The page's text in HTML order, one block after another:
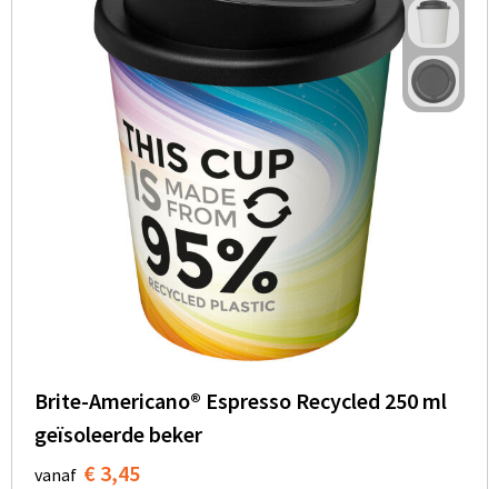
Brite-Americano® Espresso Recycled 250 ml
geïsoleerde beker
vanaf € 3,45